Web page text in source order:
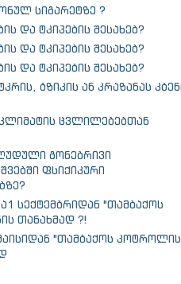
სიგარეტზე ?
და ტკიპების შესახებ?
და ტკიპების შესახებ?
და ტკიპების შესახებ?
ბზიკის ან კრაზანას
ცვლილებებთან
გონებრივი
ფსიქიკური
სექტემბრიდან "თამბაქოს
თანახმად ?!
"თამბაქოს კოტროლის